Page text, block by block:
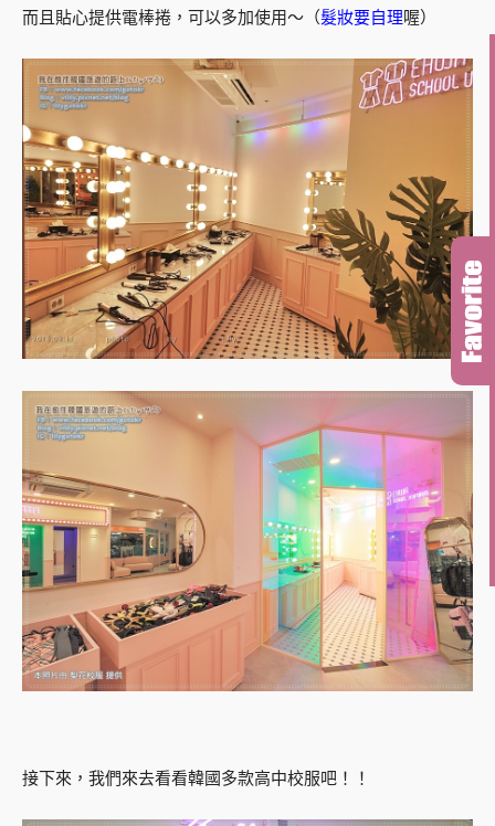
而且貼心提供電棒捲，可以多加使用～（髮妝要自理喔）
接下來，我們來去看看韓國多款高中校服吧！！